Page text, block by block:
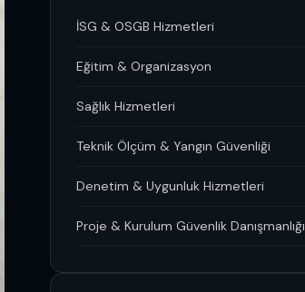
İSG & OSGB Hizmetleri
Eğitim & Organizasyon
Sağlık Hizmetleri
Teknik Ölçüm & Yangın Güvenliği
Denetim & Uygunluk Hizmetleri
Proje & Kurulum Güvenlik Danışmanlığı